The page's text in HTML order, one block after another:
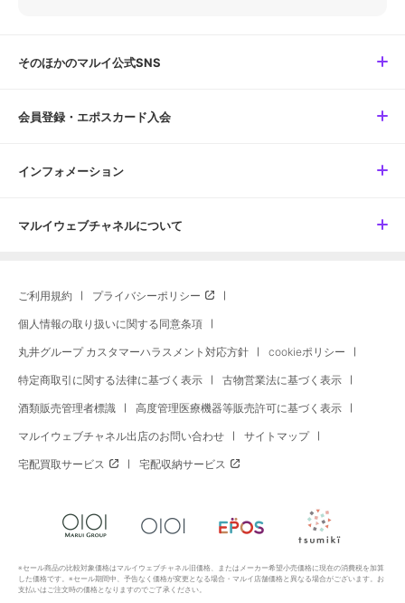
そのほかのマルイ公式SNS
会員登録・エポスカード入会
インフォメーション
マルイウェブチャネルについて
ご利用規約 プライバシーポリシー
個人情報の取り扱いに関する同意条項
丸井グループ カスタマーハラスメント対応方針 cookieポリシー
特定商取引に関する法律に基づく表示 古物営業法に基づく表示
酒類販売管理者標識 高度管理医療機器等販売許可に基づく表示
マルイウェブチャネル出店のお問い合わせ サイトマップ
宅配買取サービス 宅配収納サービス
※セール商品の比較対象価格はマルイウェブチャネル旧価格、またはメーカー希望小売価格に現在の消費税を加算
した価格です。※セール期間中、予告なく価格が変更となる場合・マルイ店舗価格と異なる場合がございます。お
支払いはご注文時の価格となりますのでご了承ください。